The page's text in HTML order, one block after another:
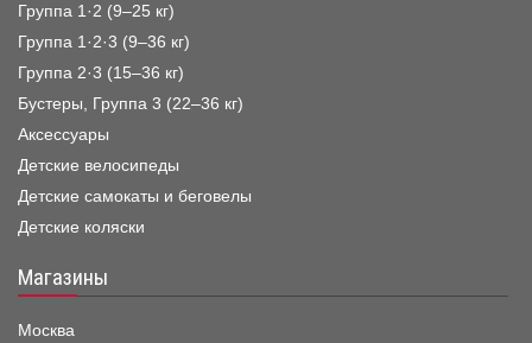
Группа 1·2 (9–25 кг)
Группа 1·2·3 (9–36 кг)
Группа 2·3 (15–36 кг)
Бустеры, Группа 3 (22–36 кг)
Аксессуары
Детские велосипеды
Детские самокаты и беговелы
Детские коляски
Магазины
Москва